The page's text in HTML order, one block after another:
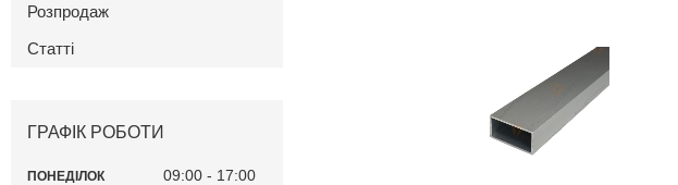
Розпродаж
Статті
ГРАФІК РОБОТИ
ПОНЕДІЛОК 09:00 17:00